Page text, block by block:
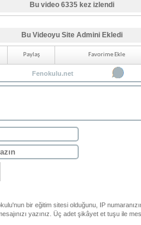
Bu video 6335 kez izlendi
Bu Videoyu Site Admini Ekledi
Paylaş Favorime Ekle
Fenokulu.net
bir eğitim sitesi olduğunu, IP
yazınız. Üç adet şikâyet et tuşu ile